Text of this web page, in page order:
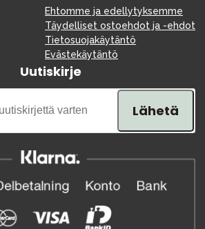
Ehtomme ja edellytyksemme
Täydelliset ostoehdot ja -ehdot
Tietosuojakäytäntö
Evästekäytäntö
Uutiskirje
Lähetä